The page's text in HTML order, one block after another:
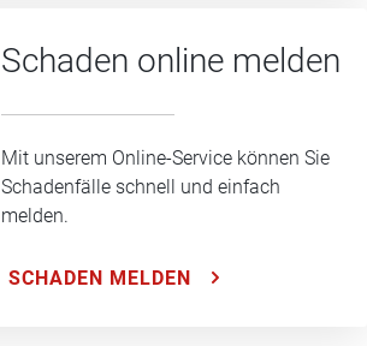
Schaden online melden
Mit unserem Online-Service können Sie
Schadenfälle schnell und einfach
melden.
SCHADEN MELDEN